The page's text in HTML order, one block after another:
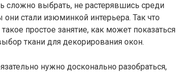
сложно выбрать, не растерявшись среди
стали изюминкой интерьера. Так что
простое занятие, как может показаться
ткани для декорирования окон.
нужно досконально разобраться,